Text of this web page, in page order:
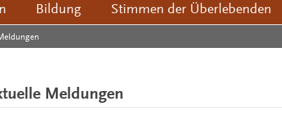
Bildung Stimmen der Überlebenden
Meldungen